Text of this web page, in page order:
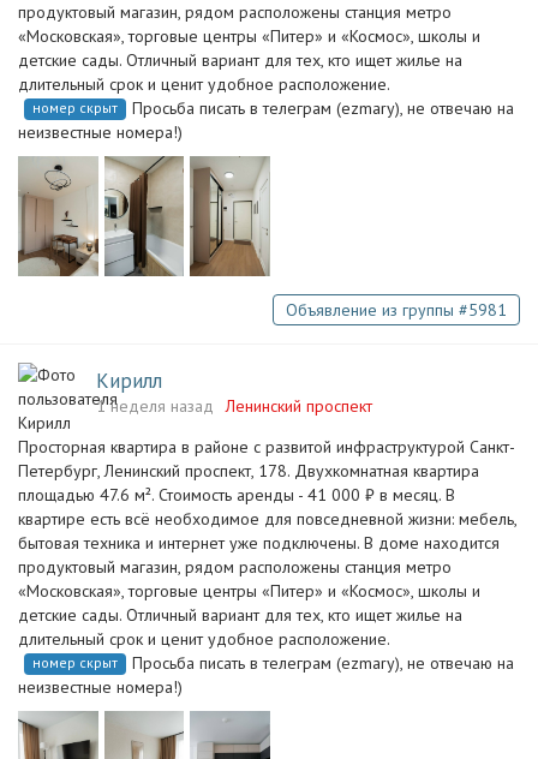
продуктовый магазин, рядом расположены станция метро
«Московская», торговые центры «Питер» и «Космос», школы и
детские сады. Отличный вариант для тех, кто ищет жилье на
длительный срок и ценит удобное расположение.
номер скрыт
Просьба писать в телеграм (ezmary), не отвечаю на
неизвестные номера!)
Объявление из группы #5981
Кирилл
1 неделя назад
Ленинский проспект
Просторная квартира в районе с развитой инфраструктурой Санкт-
Петербург, Ленинский проспект, 178. Двухкомнатная квартира
площадью 47.6 м². Стоимость аренды - 41 000 ₽ в месяц. В
квартире есть всё необходимое для повседневной жизни: мебель,
бытовая техника и интернет уже подключены. В доме находится
продуктовый магазин, рядом расположены станция метро
«Московская», торговые центры «Питер» и «Космос», школы и
детские сады. Отличный вариант для тех, кто ищет жилье на
длительный срок и ценит удобное расположение.
номер скрыт
Просьба писать в телеграм (ezmary), не отвечаю на
неизвестные номера!)